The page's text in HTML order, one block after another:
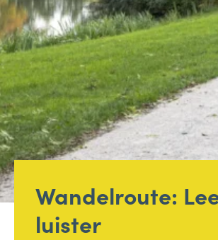
Duiven en Westervoort
Wandelroute:
luister